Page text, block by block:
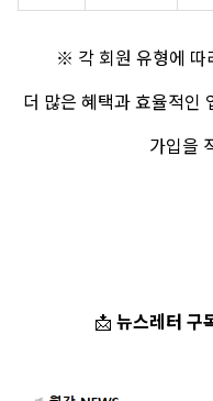
※ 각 회원 유형에 따
더 많은 혜택과 효율적인
가입을
📩 뉴스레터 구